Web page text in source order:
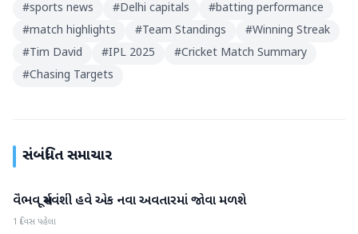
#sports news #Delhi capitals #batting performance
#match highlights #Team Standings #Winning Streak
#Tim David #IPL 2025 #Cricket Match Summary
#Chasing Targets
સંબંધિત સમાચાર
રમતગમત
વૈભવ સૂર્યવંશી હવે એક નવા અવતારમાં જોવા મળશે
1 દિવસ પહેલા